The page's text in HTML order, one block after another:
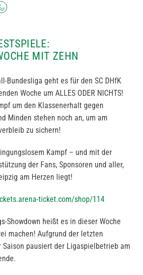
MIT ZEHN
Bundesliga geht es für den SC DHfK
Woche um ALLES ODER NICHTS!
um den Klassenerhalt gegen
Minden stehen noch an, um am
zu sichern!
Kampf – und mit der
der Fans, Sponsoren und aller,
am Herzen liegt!
ticket.com/shop/114
Showdown heißt es in dieser Woche
machen! Aufgrund der letzten
Saison pausiert der Ligaspielbetrieb am